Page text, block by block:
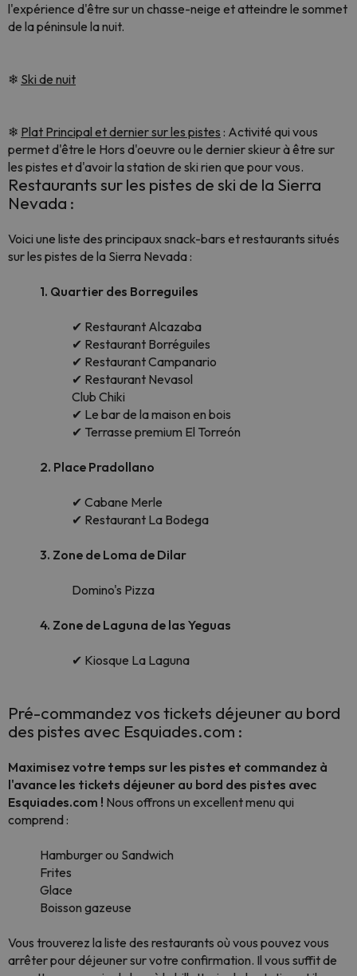
l'expérience d'être sur un chasse-neige et atteindre le sommet
de la péninsule la nuit.
❄ Ski de nuit
❄ Plat Principal et dernier sur les pistes : Activité qui vous
permet d'être le Hors d'oeuvre ou le dernier skieur à être sur
les pistes et d'avoir la station de ski rien que pour vous.
Restaurants sur les pistes de ski de la Sierra
Nevada :
Voici une liste des principaux snack-bars et restaurants situés
sur les pistes de la Sierra Nevada :
1. Quartier des Borreguiles
✔ Restaurant Alcazaba
✔ Restaurant Borréguiles
✔ Restaurant Campanario
✔ Restaurant Nevasol
Club Chiki
✔ Le bar de la maison en bois
✔ Terrasse premium El Torreón
2. Place Pradollano
✔ Cabane Merle
✔ Restaurant La Bodega
3. Zone de Loma de Dilar
Domino's Pizza
4. Zone de Laguna de las Yeguas
✔ Kiosque La Laguna
Pré-commandez vos tickets déjeuner au bord
des pistes avec Esquiades.com :
Maximisez votre temps sur les pistes et commandez à
l'avance les tickets déjeuner au bord des pistes avec
Esquiades.com ! Nous offrons un excellent menu qui
comprend :
Hamburger ou Sandwich
Frites
Glace
Boisson gazeuse
Vous trouverez la liste des restaurants où vous pouvez vous
arrêter pour déjeuner sur votre confirmation. Il vous suffit de